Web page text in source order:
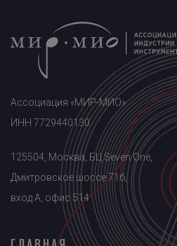
Ассоциация «МИР-МИО»
ИНН 7729440130
125504, Москва, БЦ Seven One,
Дмитровское шоссе 71б,
вход A, офис 514